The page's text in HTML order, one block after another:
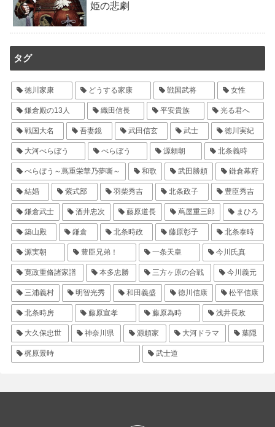
姫の悲劇
タグ
徳川家康 どうする家康 戦国武将 女性
鎌倉殿の13人 織田信長 平安貴族 光る君へ
戦国大名 吾妻鏡 武田信玄 武士 徳川実紀
大河べらぼう べらぼう 源頼朝 北条義時
べらぼう～蔦重栄華乃夢噺～ 和歌 武田勝頼 鎌倉幕府
結婚 紫式部 羽柴秀吉 北条政子 豊臣秀吉
鎌倉武士 酒井忠次 藤原道長 蔦屋重三郎 まひろ
築山殿 鎌倉 北条時政 藤原彰子 北条泰時
源実朝 豊臣兄弟！ 一条天皇 今川氏真
寛政重脩諸家譜 本多忠勝 三方ヶ原の合戦 今川義元
三浦義村 明智光秀 和田義盛 徳川信康 松平信康
北条時房 藤原宣孝 藤原為時 浅井長政
大久保忠世 神奈川県 源頼家 大河ドラマ 葉隠
梶原景時 武士道